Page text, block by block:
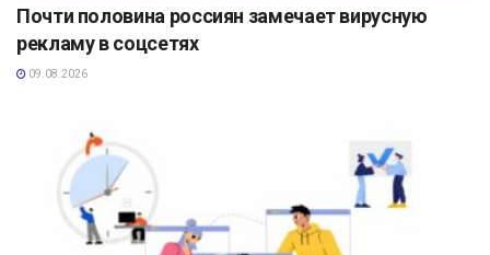
Почти половина россиян замечает вирусную
рекламу в соцсетях
09.08.2026